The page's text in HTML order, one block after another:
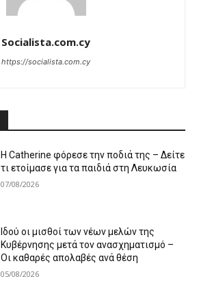
Socialista.com.cy
https://socialista.com.cy
Η Catherine φόρεσε την ποδιά της – Δείτε
τι ετοίμασε για τα παιδιά στη Λευκωσία
07/08/2026
Ιδού οι μισθοί των νέων μελών της
Κυβέρνησης μετά τον ανασχηματισμό –
Οι καθαρές απολαβές ανά θέση
05/08/2026